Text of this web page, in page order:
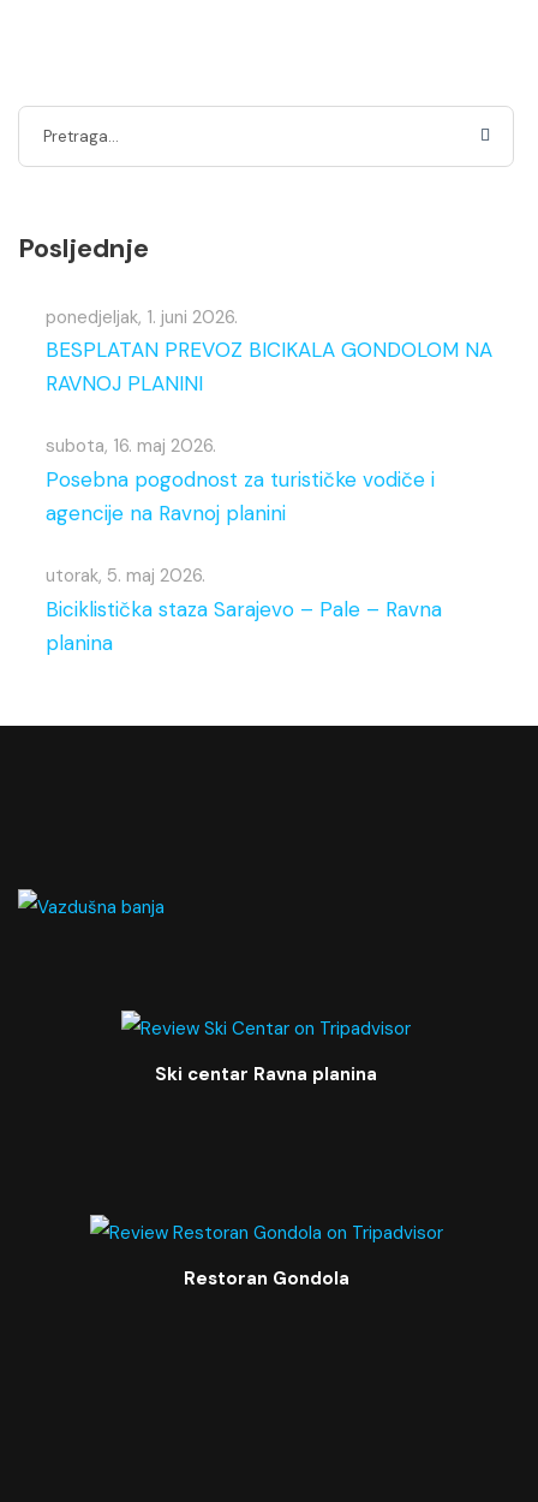
Posljednje
ponedjeljak, 1. juni 2026.
BESPLATAN PREVOZ BICIKALA GONDOLOM NA
RAVNOJ PLANINI
subota, 16. maj 2026.
Posebna pogodnost za turističke vodiče i
agencije na Ravnoj planini
utorak, 5. maj 2026.
Biciklistička staza Sarajevo – Pale – Ravna
planina
Ski centar Ravna planina
Restoran Gondola